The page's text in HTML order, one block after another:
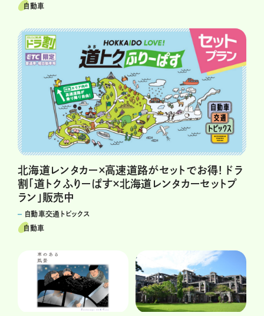
自動車
北海道レンタカー×高速道路がセットでお得! ドラ
割「道トクふりーぱす×北海道レンタカーセットプ
ラン」販売中
自動車交通トピックス
自動車